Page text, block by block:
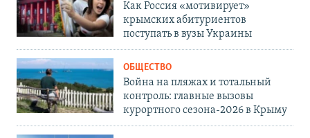
Как Россия «мотивирует»
крымских абитуриентов
поступать в вузы Украины
ОБЩЕСТВО
Война на пляжах и тотальный
контроль: главные вызовы
курортного сезона-2026 в Крыму